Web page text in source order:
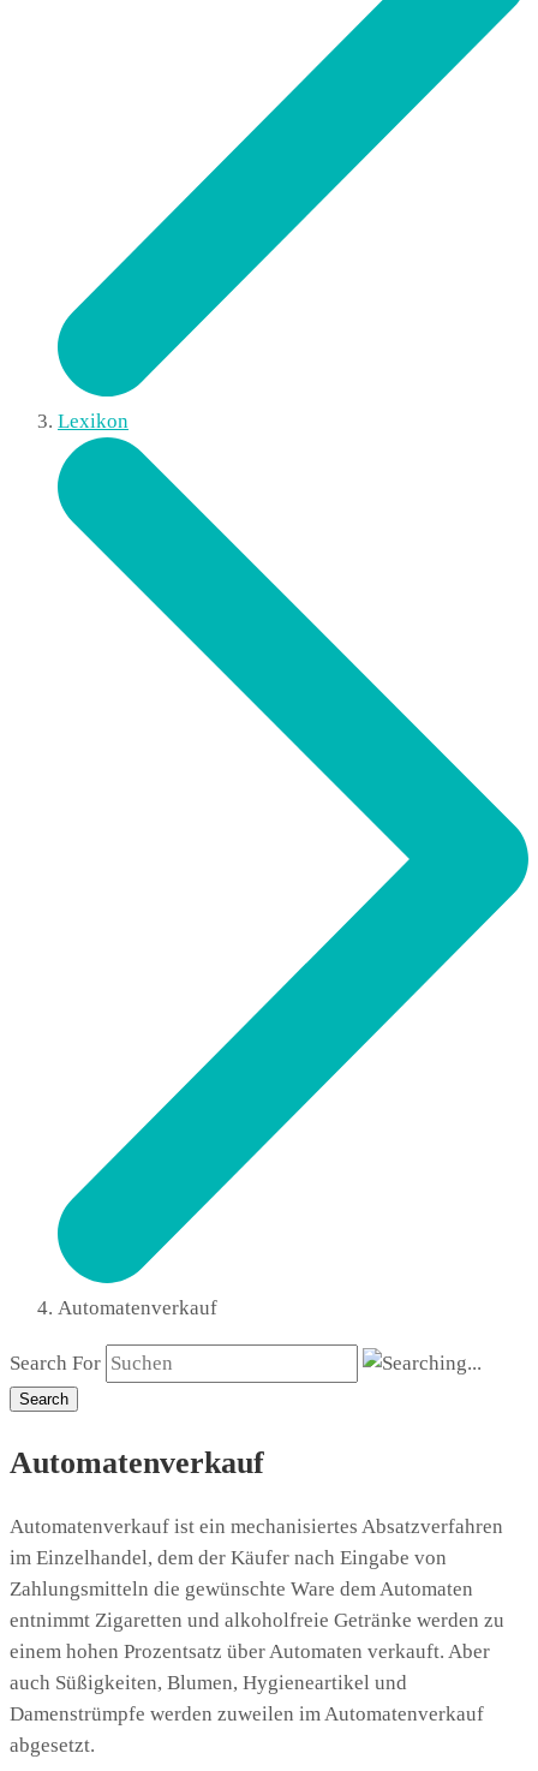
Lexikon
Automatenverkauf
Search For
Search
Automatenverkauf
Automatenverkauf ist ein mechanisiertes Absatzverfahren
im Einzelhandel, dem der Käufer nach Eingabe von
Zahlungsmitteln die gewünschte Ware dem Automaten
entnimmt Zigaretten und alkoholfreie Getränke werden zu
einem hohen Prozentsatz über Automaten verkauft. Aber
auch Süßigkeiten, Blumen, Hygieneartikel und
Damenstrümpfe werden zuweilen im Automatenverkauf
abgesetzt.